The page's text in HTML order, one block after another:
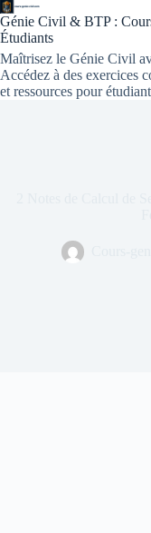
Génie Civil & BTP :
Étudiants
Maîtrisez le Génie Civil
Accédez à des exercices
et ressources pour